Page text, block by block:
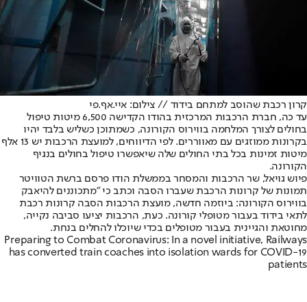
קרון רכבת שהוסב למתחם בידוד // צילום: איי.אף.פי
עד כה, חברת הרכבות המרכזית בהודו הקדישה 6,500 מיטות טיפול
בחולים לצורך המלחמה בווירוס הקורונה, כשמתוכן כשליש בלבד יהיו
בקרונות ממוזגים עם מאווררים. לפי הדיווחים, למועצת הרכבות יש 13 אלף
מיטות זמינות בכל בתי החולים שלה שיאפשרו טיפול בחולים בנגיף
הקורונה.
פיוש גויאל, שר הרכבות והמסחר בממשלת הודו פרסם ברשת הטוויטר
תמונות של קרונות הרכבת שעברו הסבה וכתב כי "מתכוננים להיאבק
בווירוס הקורונה: ביוזמה חדשה, מועצת הרכבות הסבה קרונות רכבת
לתאי בידוד בעבור מטופלי קורונה. כעת, הרכבות יציעו סביבה נקייה,
מחוטאת והגיינית בעבור מטופלים בכדי שיוכלו להחלים בנחת.
Preparing to Combat Coronavirus: In a novel initiative, Railways
has converted train coaches into isolation wards for COVID-19
patients